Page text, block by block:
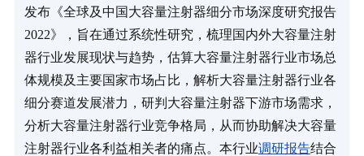
发布《全球及中国大容量注射器细分市场深度研究报告
2022》，旨在通过系统性研究，梳理国内外大容量注射
器行业发展现状与趋势，估算大容量注射器行业市场总
体规模及主要国家市场占比，解析大容量注射器行业各
细分赛道发展潜力，研判大容量注射器下游市场需求，
分析大容量注射器行业竞争格局，从而协助解决大容量
注射器行业各利益相关者的痛点。本行业调研报告结合